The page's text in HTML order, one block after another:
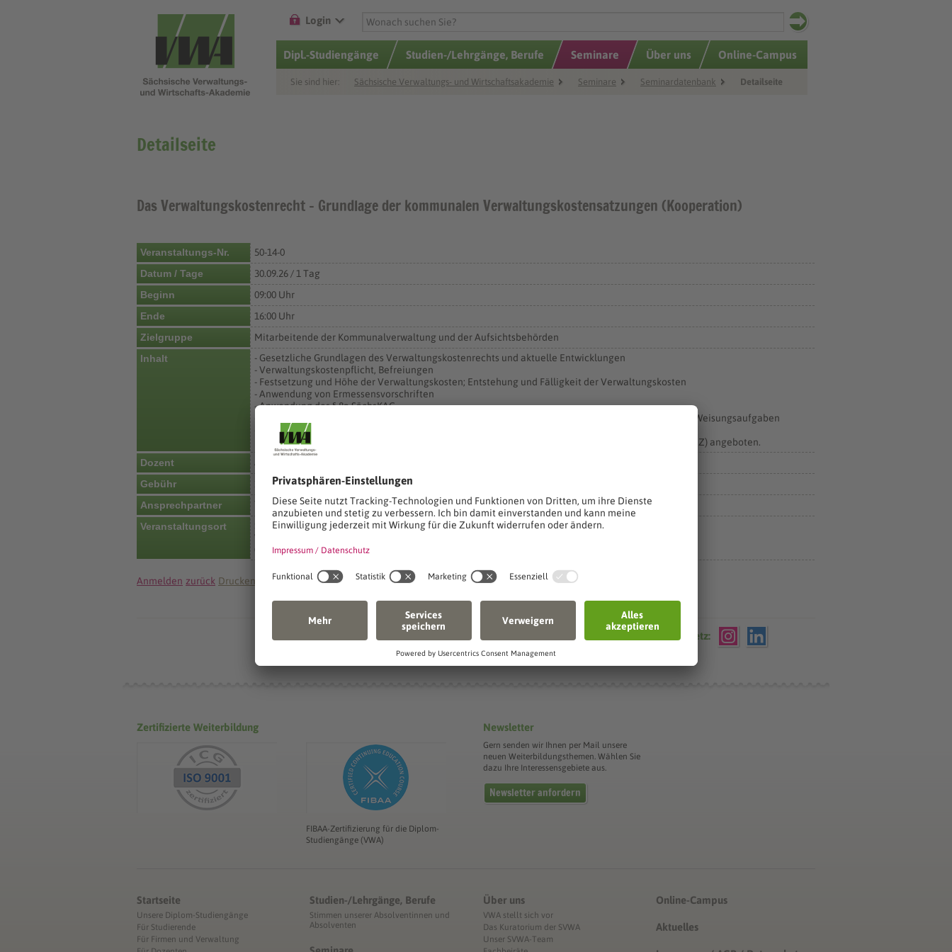
Login
Dipl.-Studiengänge Studien-/Lehrgänge, Berufe Seminare Über uns Online-Campus
Sie sind hier: Sächsische Verwaltungs- und Wirtschaftsakademie Seminare Seminardatenbank Detailseite
Detailseite
Das Verwaltungskostenrecht – Grundlage der kommunalen Verwaltungskostensatzungen (Kooperation)
Veranstaltungs-Nr.
50-14-0
Datum / Tage
30.09.26 / 1 Tag
Beginn
09:00 Uhr
Ende
16:00 Uhr
Zielgruppe
Mitarbeitende der Kommunalverwaltung und der Aufsichtsbehörden
Inhalt
- Gesetzliche Grundlagen des Verwaltungskostenrechts und aktuelle Entwicklungen
- Verwaltungskostenpflicht, Befreiungen
- Festsetzung und Höhe der Verwaltungskosten; Entstehung und Fälligkeit der Verwaltungskosten
- Anwendung von Ermessensvorschriften
- Anwendung des § 8a SächsKAG
- Anwendung des Sächsischen Kostenverzeichnisses bei der Erfüllung von Aufgaben nach Weisung, Weisungsaufgaben
- Verwaltungskosten im Widerspruchsverfahren
Die Veranstaltung wird im Rahmen einer Kooperation mit dem Fortbildungszentrum in Meißen (FoBiZ) angeboten.
Dozent
Gebühr
160 €
Ansprechpartner
Team Organisation
Veranstaltungsort
Sächsische Verwaltungs- und Wirtschafts-Akademie
Wiener Platz 10
01069 Dresden
Anmelden zurück Drucken
Die Sächsische VWA im Netz:
Zertifizierte Weiterbildung
FIBAA-Zertifizierung für die Diplom-
Studiengänge (VWA)
Newsletter
Gern senden wir Ihnen per Mail unsere
neuen Weiterbildungsthemen. Wählen Sie
dazu Ihre Interessensgebiete aus.
Newsletter anfordern
Startseite
Unsere Diplom-Studiengänge
Für Studierende
Für Firmen und Verwaltung
Studien-/Lehrgänge, Berufe
Stimmen unserer Absolventinnen und
Absolventen
Über uns
VWA stellt sich vor
Das Kuratorium der SVWA
Unser SVWA-Team
Online-Campus
Aktuelles